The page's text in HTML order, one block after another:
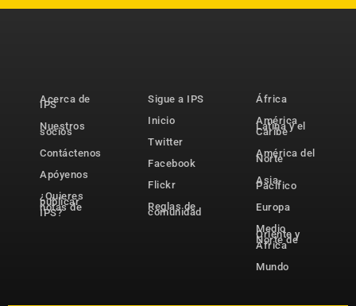
Acerca de
IPS
Nuestros
socios
Contáctenos
Apóyenos
¿Quieres
publicar
notas de
IPS?
Sigue a IPS
Inicio
Twitter
Facebook
Flickr
Reglas de
comunidad
África
América
Latina y el
Caribe
América del
Norte
Asia-
Pacífico
Europa
Medio
Oriente y
Norte de
África
Mundo